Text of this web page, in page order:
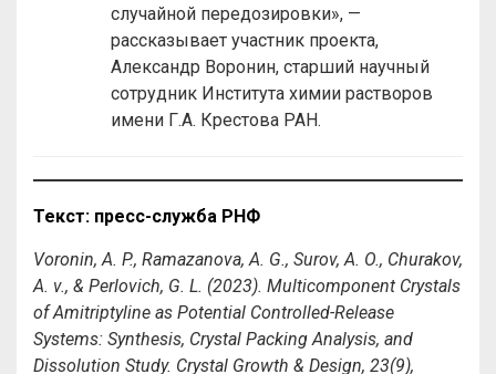
случайной передозировки», —
рассказывает участник проекта,
Александр Воронин, старший научный
сотрудник Института химии растворов
имени Г.А. Крестова РАН.
Текст: пресс-служба РНФ
Voronin, A. P., Ramazanova, A. G., Surov, A. O., Churakov,
A. v., & Perlovich, G. L. (2023). Multicomponent Crystals
of Amitriptyline as Potential Controlled-Release
Systems: Synthesis, Crystal Packing Analysis, and
Dissolution Study. Crystal Growth & Design, 23(9),